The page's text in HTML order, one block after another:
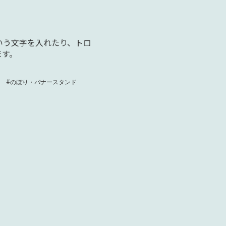
文字を入れたり、トロ
。
#のぼり・バナースタンド